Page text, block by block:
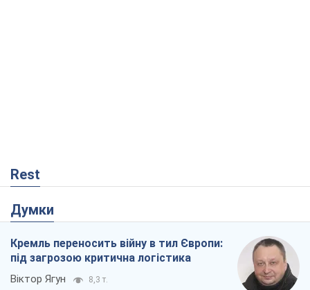
Rest
Думки
Кремль переносить війну в тил Європи:
під загрозою критична логістика
Віктор Ягун 8,3 т.